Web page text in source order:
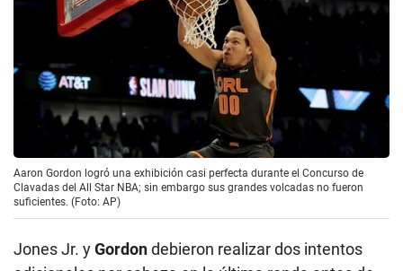
Aaron Gordon logró una exhibición casi perfecta durante el Concurso de
Clavadas del All Star NBA; sin embargo sus grandes volcadas no fueron
suficientes. (Foto: AP)
Jones Jr. yGordondebieron realizar dos intentos